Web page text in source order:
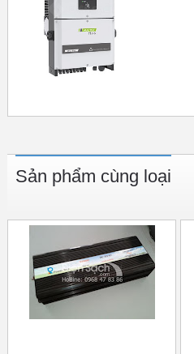
Sản phẩm cùng loại